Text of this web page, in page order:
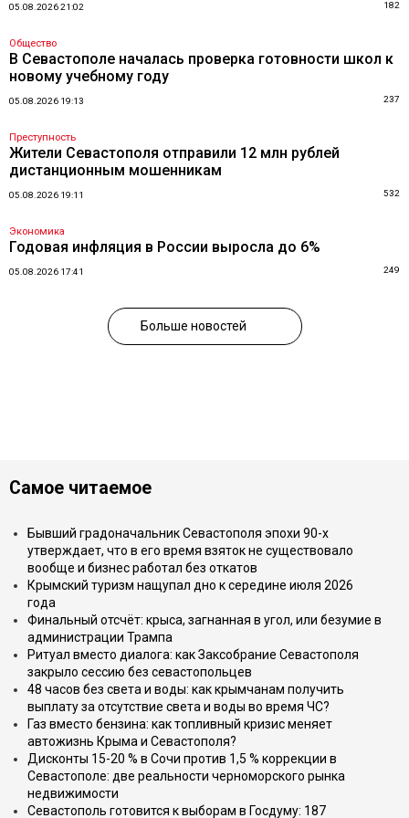
05.08.2026 21:02 182
Общество
В Севастополе началась проверка готовности школ к
новому учебному году
05.08.2026 19:13 237
Преступность
Жители Севастополя отправили 12 млн рублей
дистанционным мошенникам
05.08.2026 19:11 532
Экономика
Годовая инфляция в России выросла до 6%
05.08.2026 17:41 249
Больше новостей
Самое читаемое
Бывший градоначальник Севастополя эпохи 90-х
утверждает, что в его время взяток не существовало
вообще и бизнес работал без откатов
Крымский туризм нащупал дно к середине июля 2026
года
Финальный отсчёт: крыса, загнанная в угол, или безумие в
администрации Трампа
Ритуал вместо диалога: как Заксобрание Севастополя
закрыло сессию без севастопольцев
48 часов без света и воды: как крымчанам получить
выплату за отсутствие света и воды во время ЧС?
Газ вместо бензина: как топливный кризис меняет
автожизнь Крыма и Севастополя?
Дисконты 15-20 % в Сочи против 1,5 % коррекции в
Севастополе: две реальности черноморского рынка
недвижимости
Севастополь готовится к выборам в Госдуму: 187